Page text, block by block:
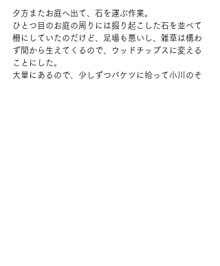
夕方またお庭へ出て、石を運ぶ作業。
ひとつ目のお庭の周りには掘り起こした石を並べて
柵にしていたのだけど、足場も悪いし、雑草は構わ
ず間から生えてくるので、ウッドチップスに変える
ことにした。
大量にあるので、少しずつバケツに拾って小川のそ